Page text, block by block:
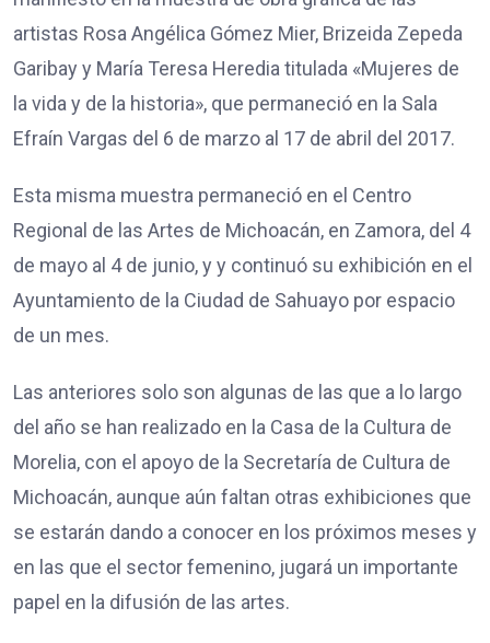
artistas Rosa Angélica Gómez Mier, Brizeida Zepeda
Garibay y María Teresa Heredia titulada «Mujeres de
la vida y de la historia», que permaneció en la Sala
Efraín Vargas del 6 de marzo al 17 de abril del 2017.
Esta misma muestra permaneció en el Centro
Regional de las Artes de Michoacán, en Zamora, del 4
de mayo al 4 de junio, y y continuó su exhibición en el
Ayuntamiento de la Ciudad de Sahuayo por espacio
de un mes.
Las anteriores solo son algunas de las que a lo largo
del año se han realizado en la Casa de la Cultura de
Morelia, con el apoyo de la Secretaría de Cultura de
Michoacán, aunque aún faltan otras exhibiciones que
se estarán dando a conocer en los próximos meses y
en las que el sector femenino, jugará un importante
papel en la difusión de las artes.